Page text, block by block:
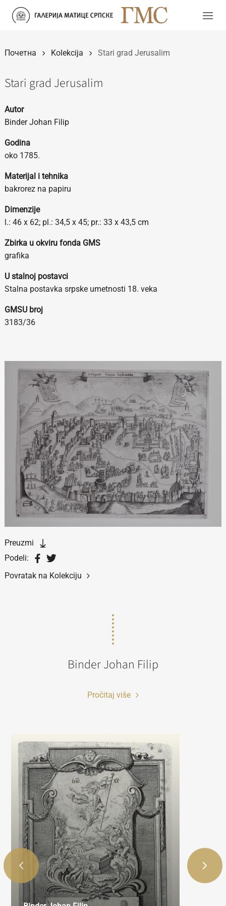
Прескочи
Почетна Kolekcija Stari grad Jerusalim
Stari grad Jerusalim
Autor
Binder Johan Filip
Godina
oko 1785.
Materijal i tehnika
bakrorez na papiru
Dimenzije
l.: 46 x 62; pl.: 34,5 x 45; pr.: 33 x 43,5 cm
Zbirka u okviru fonda GMS
grafika
U stalnoj postavci
Stalna postavka srpske umetnosti 18. veka
GMSU broj
3183/36
Preuzmi
Podeli:
Povratak na Kolekciju
Binder Johan Filip
Pročitaj više